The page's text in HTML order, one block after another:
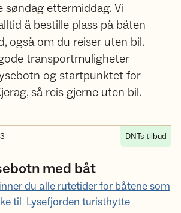
søndag ettermiddag. Vi
å bestille plass på båten
også om du reiser uten bil.
transportmuligheter
og startpunktet for
så reis gjerne uten bil.
DNTs tilbud
med båt
du alle rutetider for båtene som
til Lysefjorden turisthytte